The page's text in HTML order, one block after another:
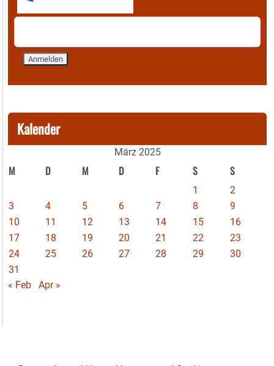
Kalender
März 2025
M D M D F S S
1
2
3
4 5 6 7 8
9
10
11 12 13 14 15
16
17
18 19 20 21 22
23
24
25 26 27 28 29
30
31
« Feb
Apr »